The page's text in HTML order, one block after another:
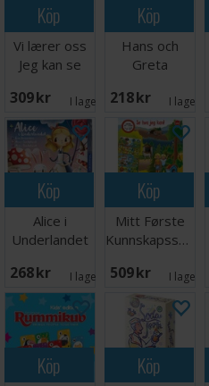
Köp
Vi lærer oss
Jeg kan se
309 SEK I lager: 6
Köp
Hans och
Greta
218 SEK I lager:
Köp
Alice i
Underlandet
268 SEK I lager: 2
Köp
Mitt Første
Kunnskapsspill
509 SEK I lager:
Köp Köp